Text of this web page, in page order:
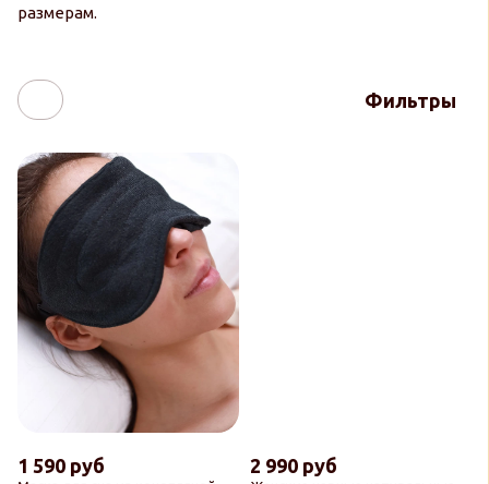
размерам.
Фильтры
1 590 руб 2 990 руб